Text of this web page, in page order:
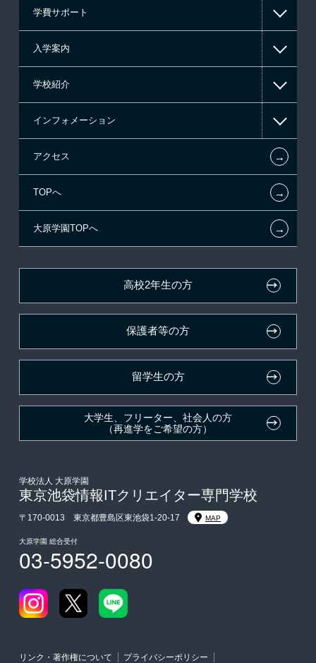
ゲーム系
東京経営大学 学士取得コース
学費サポート
高等教育の修学支援新制度
日本学生支援機構の奨学金
国の教育ローン
提携教育ローン
新聞奨学生
試験による特待生制度
入学案内
一般入学
AO入学
指定校推薦入学
指定校自己推薦入学
特別推薦入学
生徒会活動推薦入学
在校生・卒業生紹介推薦入学
大学生・短期大学生特別入学
学費
東京経営大学への3年次編入学
入学前のお勧め学習システム
大学・短期大学・公務員併願制度
学校紹介
在校生からあなたへ
施設・研修所
学生寮・マンションのご案内
大原の資格サポート制度
インフォメーション
お知らせ・新着情報
在校生へのお知らせ
各種証明書の発行ご希望の方
採用ご担当の方
アクセス ←
TOPへ ←
大原学園TOPへ ←
高校2年生の方
保護者等の方
留学生の方
大学生、フリーター、社会人の方
（再進学をご希望の方）
学校法人 大原学園
東京池袋情報ITクリエイター専門学校
〒170-0013 東京都豊島区東池袋1-20-17 MAP
大原学園 総合受付
03-5952-0080
リンク・著作権について プライバシーポリシー